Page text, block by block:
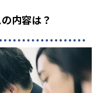
内容は？